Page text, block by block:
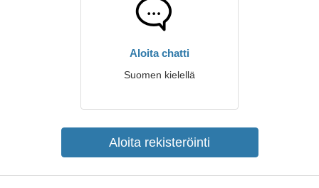
Aloita chatti
Suomen kielellä
Aloita rekisteröinti